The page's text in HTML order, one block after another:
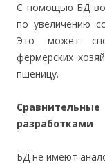
С помощью БД
по увеличению
Это может
фермерских
пшеницу.
разработками
БД не имеют